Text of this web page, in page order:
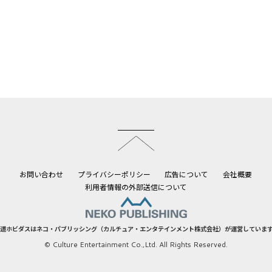
お問い合わせ プライバシーポリシー 広告について
会社概要
利用者情報の外部送信について
ホビダスはネコ・パブリッシング（カルチュア・エンタテインメント株式会社）が運営していま
© Culture Entertainment Co.,Ltd. All Rights Reserved.